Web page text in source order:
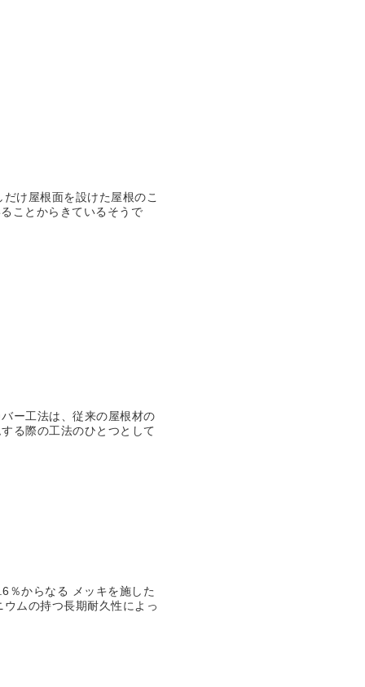
け屋根面を設けた屋根のこ
ことからきているそうで
ー工法は、従来の屋根材の
る際の工法のひとつとして
％からなる メッキを施した
ムの持つ長期耐久性によっ